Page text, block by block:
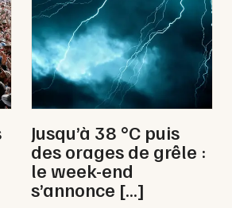
Pyrénées
mes départements
Je m'abonne
Jusqu’à 38 °C puis
des orages de grêle :
le week-end
s’annonce […]